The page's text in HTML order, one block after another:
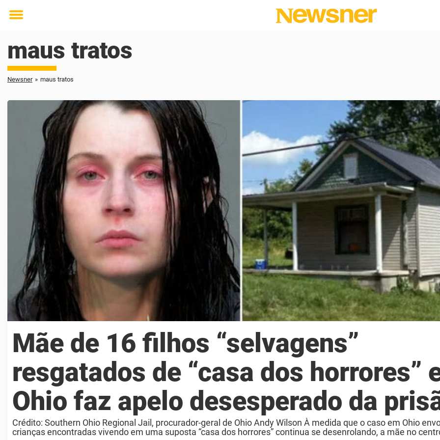
Toggle
maus tratos
Newsner » maus tratos
Mãe de 16 filhos “selvagens”
resgatados de “casa dos horrores”
Ohio faz apelo desesperado da
Crédito: Southern Ohio Regional Jail, procurador-geral de Ohio Andy Wilson À medida que o caso em Ohio
crianças encontradas vivendo em uma suposta “casa dos horrores” continua se desenrolando, a mãe no